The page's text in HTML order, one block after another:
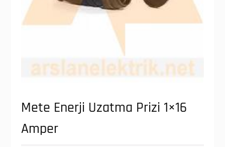
Mete Enerji Uzatma Prizi 1×16
Amper